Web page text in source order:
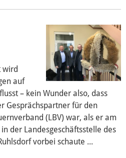
wird
auf
– kein Wunder also, dass
Gesprächspartner für den
(LBV) war, als er am
der Landesgeschäftsstelle des
vorbei schaute ...